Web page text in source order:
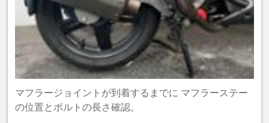
マフラージョイントが到着するまでに マフラーステー
の位置とボルトの長さ確認。